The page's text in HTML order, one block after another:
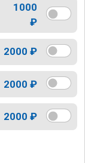
1000
₽
2000 ₽
2000 ₽
2000 ₽